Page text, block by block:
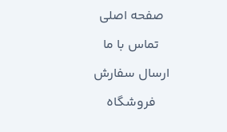
صفحه اصلی
تماس با ما
ارسال سفارش
فروشگاه